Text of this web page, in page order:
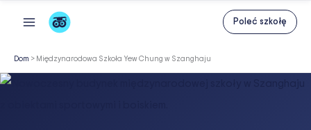
treści
Poleć szkołę
Dom > Międzynarodowa Szkoła Yew Chung w Szanghaju